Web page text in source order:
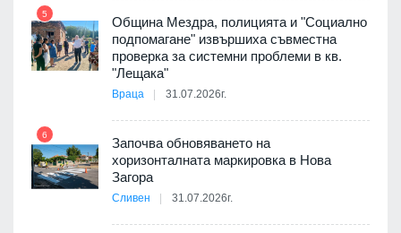
5
Община Мездра, полицията и "Социално
подпомагане" извършиха съвместна
проверка за системни проблеми в кв.
"Лещака"
Враца 31.07.2026г.
6
Започва обновяването на
хоризонталната маркировка в Нова
Загора
Сливен 31.07.2026г.